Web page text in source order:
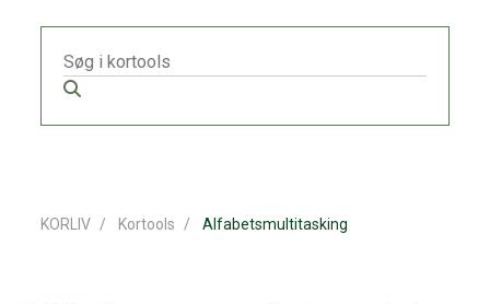
KORLIV Kortools Alfabetsmultitasking